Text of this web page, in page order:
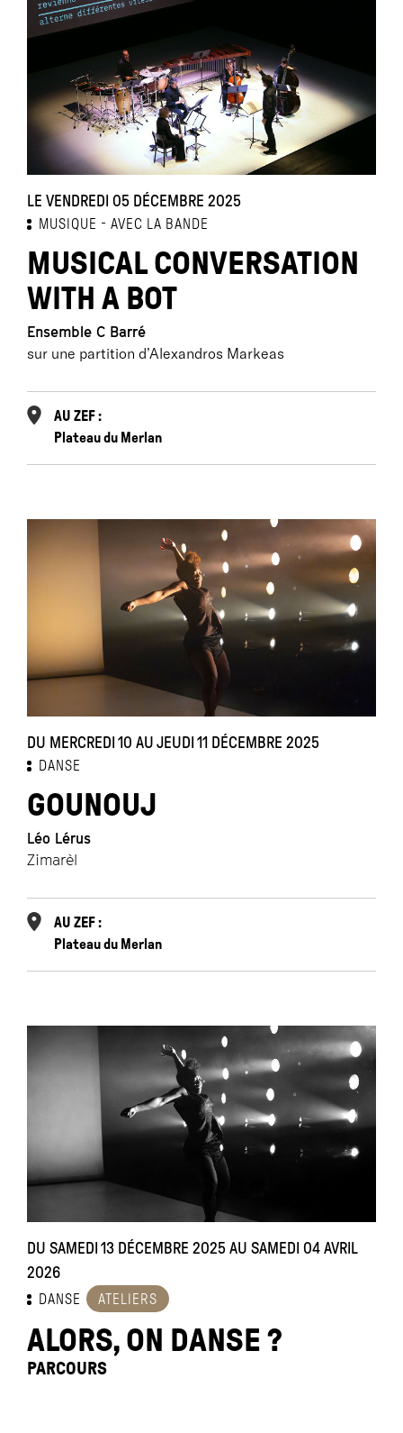
LE VENDREDI 05 DÉCEMBRE 2025
MUSIQUE AVEC LA BANDE
MUSICAL CONVERSATION
WITH A BOT
Ensemble C Barré
sur une partition d’Alexandros Markeas
AU ZEF :
Plateau du Merlan
DU MERCREDI 10 AU JEUDI 11 DÉCEMBRE 2025
DANSE
GOUNOUJ
Léo Lérus
Zimarèl
AU ZEF :
Plateau du Merlan
DU SAMEDI 13 DÉCEMBRE 2025 AU SAMEDI 04 AVRIL
2026
DANSE ATELIERS
ALORS, ON DANSE ?
PARCOURS